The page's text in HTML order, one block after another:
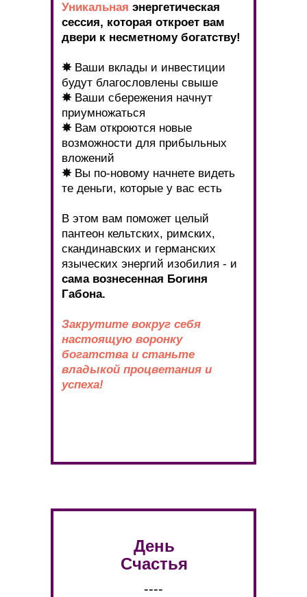
Уникальная энергетическая
сессия, которая откроет вам
двери к несметному богатству!
✵Ваши вклады и инвестиции
будут благословлены свыше
✵Ваши сбережения начнут
приумножаться
✵Вам откроются новые
возможности для прибыльных
вложений
✵Вы по-новому начнете видеть
те деньги, которые у вас есть
В этом вам поможет целый
пантеон кельтских, римских,
скандинавских и германских
языческих энергий изобилия - и
сама вознесенная Богиня
Габона.
Закрутите вокруг себя
настоящую воронку
богатства и станьте
владыкой процветания и
успеха!
День
Счастья
----